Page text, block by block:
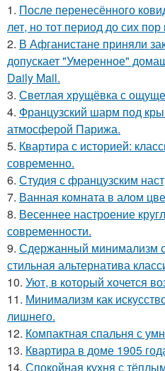
1. После перенесённого
лет, но тот период до сих
2. В Афганистане приняли
допускает "Умеренное"
Daily Mail.
3. Светлая хрущёвка с
4. Французский шарм под
атмосферой Парижа.
5. Квартира с историей:
современно.
6. Студия с французским
7. Ванная комната в алом
8. Весеннее настроение
современности.
9. Сдержанный минимализм
стильная альтернатива
10. Уют, в который хочется
11. Минимализм как
лишнего.
12. Компактная спальня с
13. Квартира в доме 1905
14. Спокойная кухня с